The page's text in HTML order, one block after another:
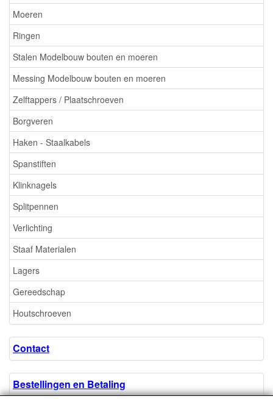
Moeren
Ringen
Stalen Modelbouw bouten en moeren
Messing Modelbouw bouten en moeren
Zelftappers / Plaatschroeven
Borgveren
Haken - Staalkabels
Spanstiften
Klinknagels
Splitpennen
Verlichting
Staaf Materialen
Lagers
Gereedschap
Houtschroeven
Contact
Bestellingen en Betaling